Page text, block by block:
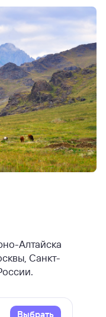
Алтайска
Санкт-
Выбрать